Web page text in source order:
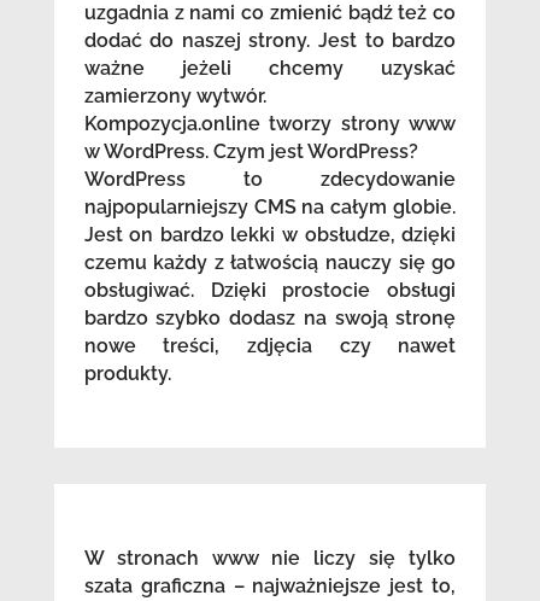
uzgadnia z nami co zmienić bądź też co
dodać do naszej strony. Jest to bardzo
ważne jeżeli chcemy uzyskać
zamierzony wytwór.
Kompozycja.online tworzy strony www
w WordPress. Czym jest WordPress?
WordPress to zdecydowanie
najpopularniejszy CMS na całym globie.
Jest on bardzo lekki w obsłudze, dzięki
czemu każdy z łatwością nauczy się go
obsługiwać. Dzięki prostocie obsługi
bardzo szybko dodasz na swoją stronę
nowe treści, zdjęcia czy nawet
produkty.
W stronach www nie liczy się tylko
szata graficzna – najważniejsze jest to,